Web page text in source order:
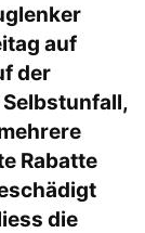
auf
der
Rabatte
die